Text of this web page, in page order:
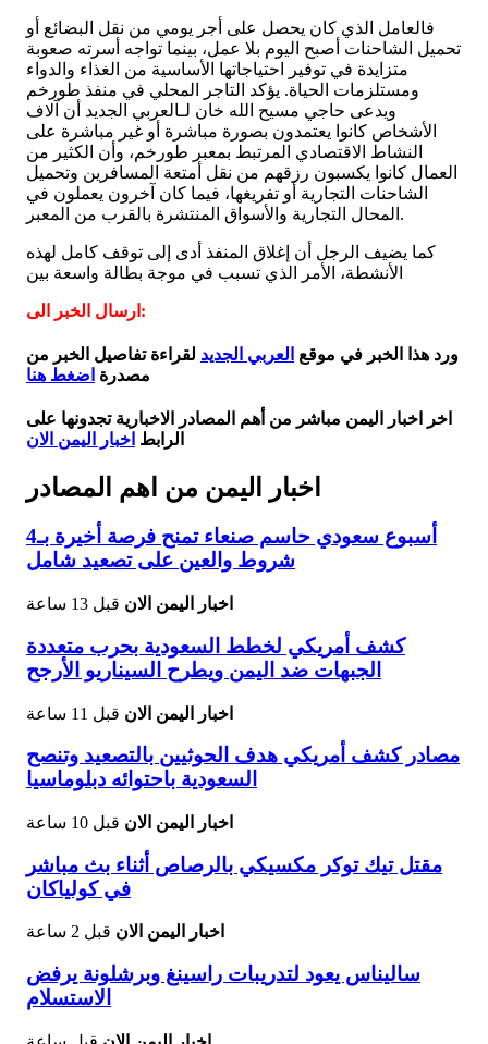
فالعامل الذي كان يحصل على أجر يومي من نقل البضائع أو
تحميل الشاحنات أصبح اليوم بلا عمل، بينما تواجه أسرته صعوبة
متزايدة في توفير احتياجاتها الأساسية من الغذاء والدواء
ومستلزمات الحياة. يؤكد التاجر المحلي في منفذ طورخم
ويدعى حاجي مسيح الله خان لـالعربي الجديد أن آلاف
الأشخاص كانوا يعتمدون بصورة مباشرة أو غير مباشرة على
النشاط الاقتصادي المرتبط بمعبر طورخم، وأن الكثير من
العمال كانوا يكسبون رزقهم من نقل أمتعة المسافرين وتحميل
الشاحنات التجارية أو تفريغها، فيما كان آخرون يعملون في
المحال التجارية والأسواق المنتشرة بالقرب من المعبر.
كما يضيف الرجل أن إغلاق المنفذ أدى إلى توقف كامل لهذه
الأنشطة، الأمر الذي تسبب في موجة بطالة واسعة بين
ارسال الخبر الى:
ورد هذا الخبر في موقع العربي الجديد لقراءة تفاصيل الخبر من
مصدرة اضغط هنا
اخر اخبار اليمن مباشر من أهم المصادر الاخبارية تجدونها على
الرابط اخبار اليمن الان
اخبار اليمن من اهم المصادر
أسبوع سعودي حاسم صنعاء تمنح فرصة أخيرة بـ4
شروط والعين على تصعيد شامل
اخبار اليمن الان قبل 13 ساعة
كشف أمريكي لخطط السعودية بحرب متعددة
الجبهات ضد اليمن ويطرح السيناريو الأرجح
اخبار اليمن الان قبل 11 ساعة
مصادر كشف أمريكي هدف الحوثيين بالتصعيد وتنصح
السعودية باحتوائه دبلوماسيا
اخبار اليمن الان قبل 10 ساعة
مقتل تيك توكر مكسيكي بالرصاص أثناء بث مباشر
في كولياكان
اخبار اليمن الان قبل 2 ساعة
ساليناس يعود لتدريبات راسينغ وبرشلونة يرفض
الاستسلام